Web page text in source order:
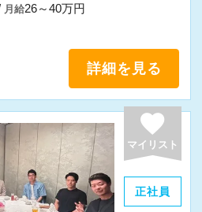
が仕事にやりがいや成長
て長く働ける事務所であ
ながら働いてみません
ります！
月給26～40万円
詳細を見る
favorite
マイリスト
正社員